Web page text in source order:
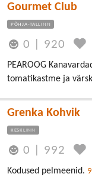
Gourmet Club
PÕHJA-TALLINN
0 920
PEAROOG
tomatikastme ja
Grenka Kohvik
KESKLINN
0 992
Kodused pelmeenid.